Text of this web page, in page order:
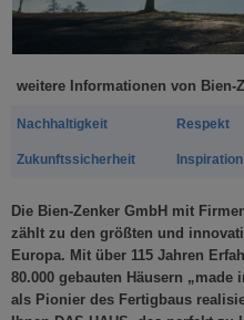
weitere Informationen von Bien-
Nachhaltigkeit Respekt
Zukunftssicherheit Inspiration
Die Bien-Zenker GmbH mit
zählt zu den größten und
Europa. Mit über 115 Jahren
80.000 gebauten Häusern
als Pionier des Fertigbaus